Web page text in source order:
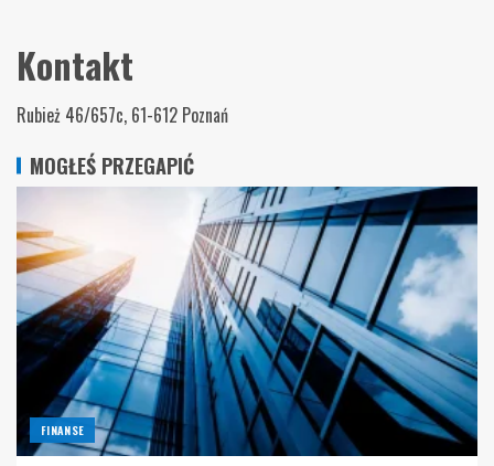
Kontakt
Rubież 46/657c, 61-612 Poznań
MOGŁEŚ PRZEGAPIĆ
FINANSE